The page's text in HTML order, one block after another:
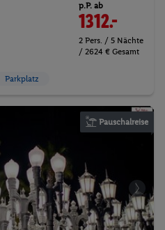
p.P. ab
1312.-
2 Pers. / 5 Nächte
/ 2624 € Gesamt
Parkplatz
Pauschalreise